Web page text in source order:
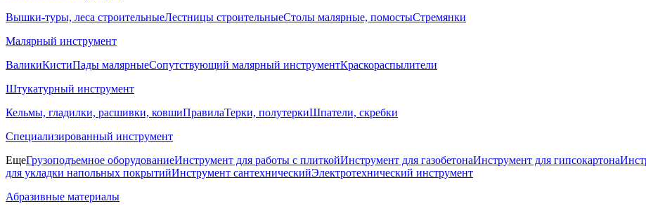
Вышки-туры, леса строительныеЛестницы строительныеСтолы малярные, помостыСтремянки
Малярный инструмент
ВаликиКистиПады малярныеСопутствующий малярный инструментКраскораспылители
Штукатурный инструмент
Кельмы, гладилки, расшивки, ковшиПравилаТерки, полутеркиШпатели, скребки
Специализированный инструмент
ЕщеГрузоподъемное оборудованиеИнструмент для работы с плиткойИнструмент для газобетонаИнструмент для гипсокартона
для укладки напольных покрытийИнструмент сантехническийЭлектротехнический инструмент
Абразивные материалы